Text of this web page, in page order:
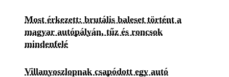
Most érkezett: brutális baleset történt a
magyar autópályán, tűz és roncsok
mindenfelé
Villanyoszlopnak csapódott egy autó